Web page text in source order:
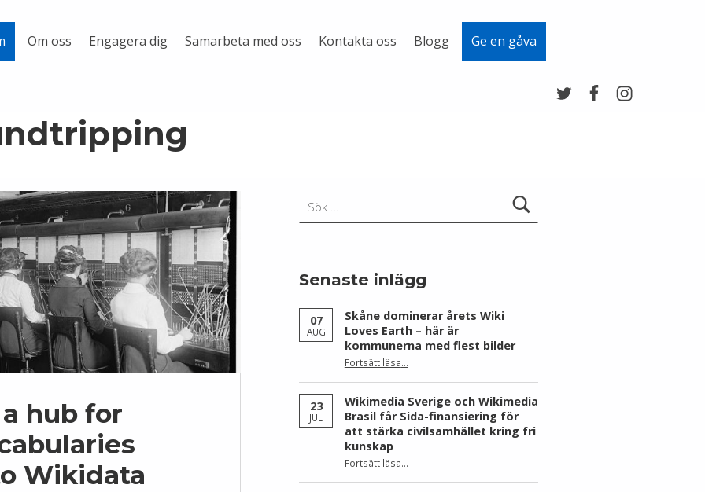
Om oss Engagera dig Samarbeta med oss Kontakta oss Blogg Ge en gåva
hub for
Wikidata
Senaste inlägg
07
AUG
Skåne dominerar årets Wiki
Loves Earth – här är
kommunerna med flest bilder
Fortsätt läsa“Skåne dominerar årets Wiki Loves Earth – här är kommunerna med flest bilder”
…
23
JUL
Wikimedia Sverige och Wikimedia
Brasil får Sida-finansiering för
att stärka civilsamhället kring fri
kunskap
Fortsätt läsa“Wikimedia Sverige och Wikimedia Brasil får Sida-finansiering för att stärka civilsamhället kring fri kunskap”
…